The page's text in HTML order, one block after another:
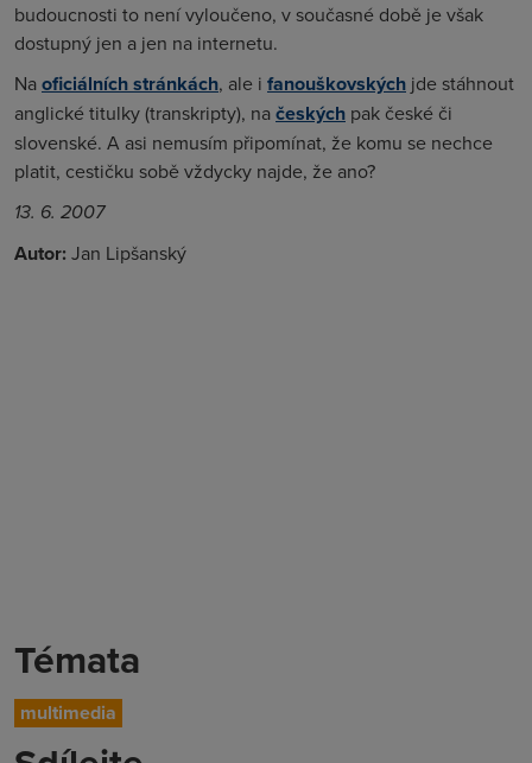
budoucnosti to není vyloučeno, v současné době je však
dostupný jen a jen na internetu.
Naoficiálních stránkách, ale i fanouškovských jde stáhnout
anglické titulky (transkripty), načeských pak české či
slovenské. A asi nemusím připomínat, že komu se nechce
platit, cestičku sobě vždycky najde, že ano?
13. 6. 2007
Autor: Jan Lipšanský
Témata
multimedia